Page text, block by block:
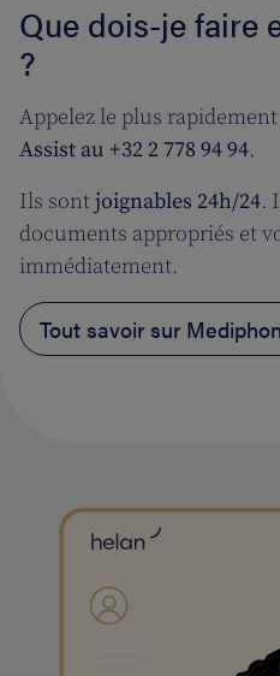
Que dois-je faire
?
Appelez le plus
Assist au +32 2 778 94 94.
Ils sontjoignables 24h/24.
documents appropriés et
immédiatement.
Tout savoir sur